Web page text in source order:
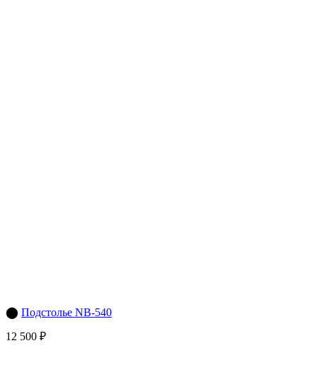
⬤ Подстолье NB-540
12 500 ₽